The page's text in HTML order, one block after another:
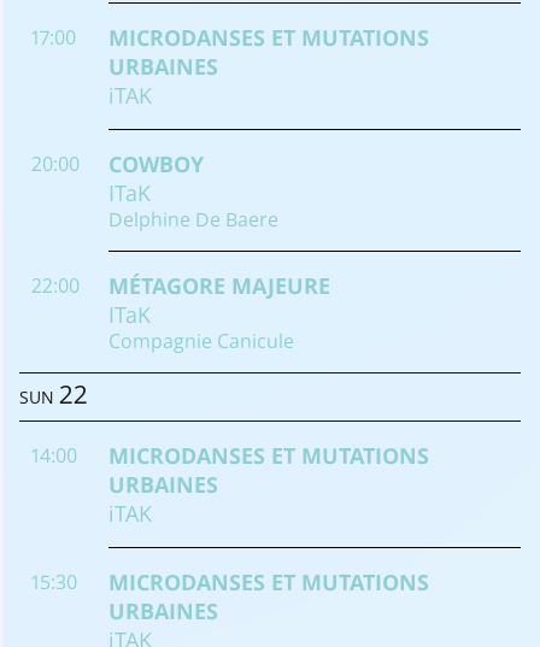
17:00
MICRODANSES ET MUTATIONS
URBAINES
iTAK
20:00
COWBOY
ITaK
Delphine De Baere
22:00
MÉTAGORE MAJEURE
ITaK
Compagnie Canicule
SUN 22
14:00
MICRODANSES ET MUTATIONS
URBAINES
iTAK
15:30
MICRODANSES ET MUTATIONS
URBAINES
iTAK